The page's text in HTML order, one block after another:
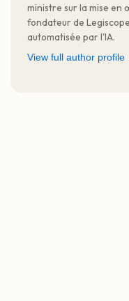
ministre sur la mise en
fondateur de
automatisée par l'IA.
View full author profile